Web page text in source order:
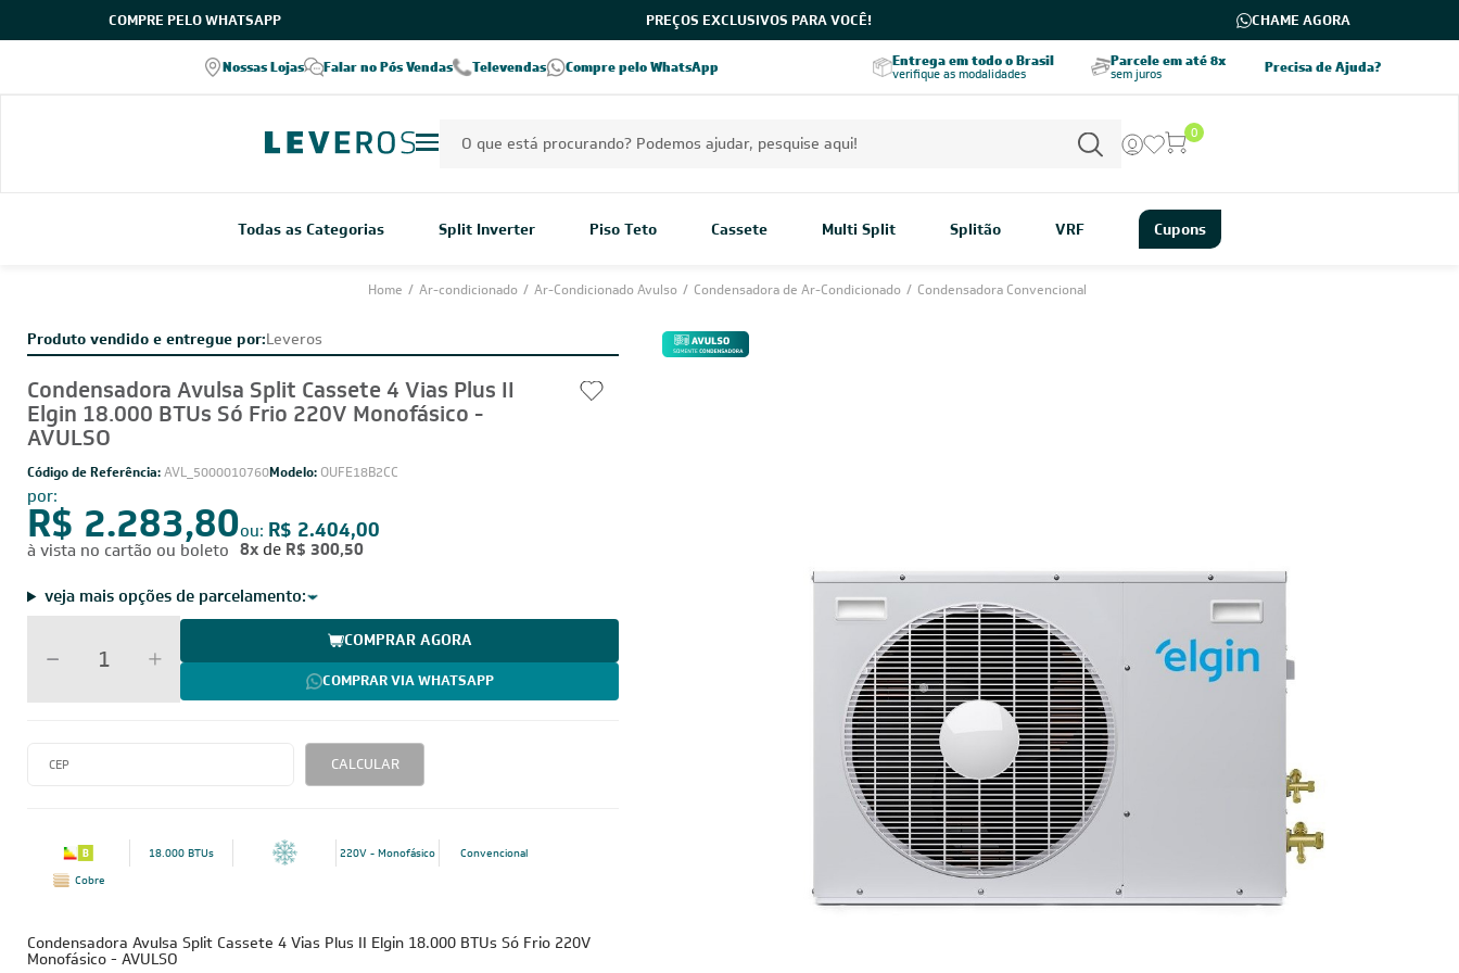
COMPRE PELO WHATSAPP PREÇOS EXCLUSIVOS PARA VOCÊ! CHAME AGORA
Nossas Lojas Falar no Pós Vendas Televendas Compre pelo WhatsApp Precisa de Ajuda?
Excelência no RA
Excelência no Reclame Aqui Seja parceiro Leveros Entrega em todo o Brasil
verifique as modalidades
Parcele em até 8x
sem juros
5% OFF no PIX
pagamento à vista
0
Todas as Categorias Split Inverter Piso Teto Cassete Multi Split Splitão VRF Cupons
Home / Ar-condicionado / Ar-Condicionado Avulso / Condensadora de Ar-Condicionado / Condensadora Convencional
Produto vendido e entregue por:Leveros
Condensadora Avulsa Split Cassete 4 Vias Plus II
Elgin 18.000 BTUs Só Frio 220V Monofásico -
AVULSO
Código de Referência:AVL_5000010760Modelo: OUFE18B2CC
por:
R$ 2.283,80
à vista no cartão ou boleto
ou: R$ 2.404,00
8x de R$ 300,50
veja mais opções de parcelamento:
COMPRAR AGORA
COMPRAR VIA WHATSAPP
CALCULAR
18.000 BTUs 220V - Monofásico
Convencional
Cobre
Condensadora Avulsa Split Cassete 4 Vias Plus II Elgin 18.000 BTUs Só Frio 220V
Monofásico - AVULSO